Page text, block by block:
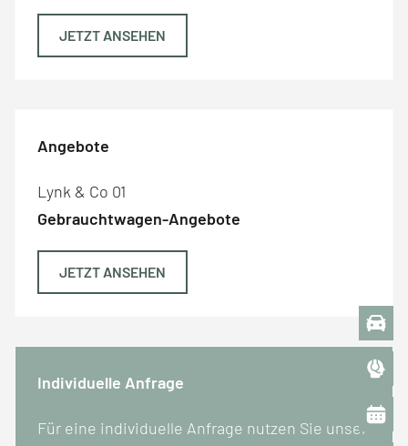
JETZT ANSEHEN
Angebote
Lynk & Co 01
Gebrauchtwagen-Angebote
JETZT ANSEHEN
Individuelle Anfrage
Für eine individuelle Anfrage nutzen Sie unser